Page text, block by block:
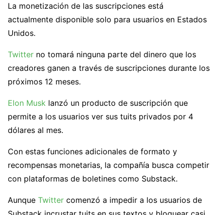
La monetización de las suscripciones está
actualmente disponible solo para usuarios en Estados
Unidos.
Twitter no tomará ninguna parte del dinero que los
creadores ganen a través de suscripciones durante los
próximos 12 meses.
Elon Musk lanzó un producto de suscripción que
permite a los usuarios ver sus tuits privados por 4
dólares al mes.
Con estas funciones adicionales de formato y
recompensas monetarias, la compañía busca competir
con plataformas de boletines como Substack.
Aunque Twitter comenzó a impedir a los usuarios de